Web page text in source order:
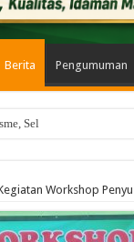
Berita Pengumuman
Seluruh Murid
Workshop